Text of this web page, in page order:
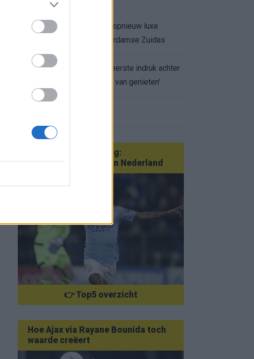
Hakim Ziyech verhuurt opnieuw luxe
appartement op Amsterdamse Zuidas
Marcos Leonardo laat eerste indruk achter
bij Ajax: 'Hier gaan fans van genieten'
Van Götze tot Sterling:
statementtransfers in Nederland
👉 Top5 overzicht
Hoe Ajax via Rayane Bounida toch
waarde creëert